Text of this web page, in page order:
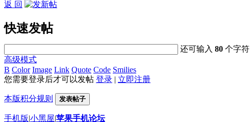
返 回
快速发帖
还可输入80 个字符
高级模式
B Color Image Link Quote Code Smilies
您需要登录后才可以发帖 登录 | 立即注册
本版积分规则 发表帖子
手机版|小黑屋|苹果手机论坛